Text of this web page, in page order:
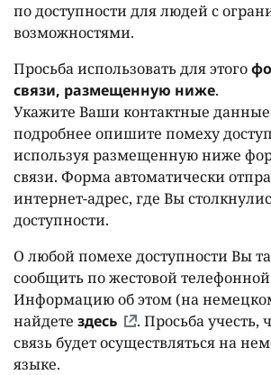
по доступности для людей с
возможностями.
Просьба использовать для этого
связи, размещенную ниже.
Укажите Ваши контактные
подробнее опишите помеху
используя размещенную ниже
связи. Форма автоматически
интернет-адрес, где Вы
доступности.
О любой помехе доступности Вы
сообщить по жестовой телефонной
Информацию об этом (на
найдете здесь
. Просьба учесть,
связь будет осуществляться на
языке.